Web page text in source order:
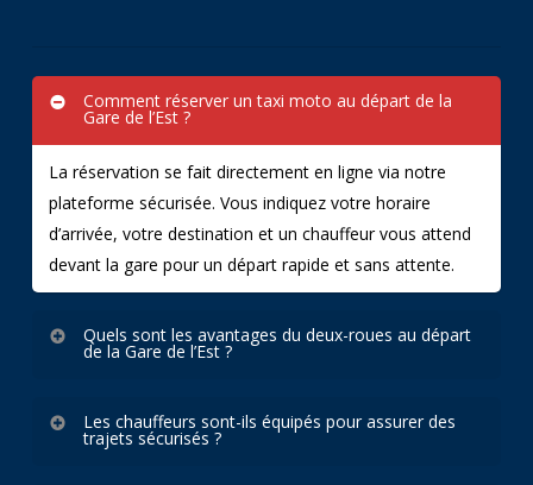
Comment réserver un taxi moto au départ de la
Gare de l’Est ?
La réservation se fait directement en ligne via notre
plateforme sécurisée. Vous indiquez votre horaire
d’arrivée, votre destination et un chauffeur vous attend
devant la gare pour un départ rapide et sans attente.
Quels sont les avantages du deux-roues au départ
de la Gare de l’Est ?
permet d’éviter les embouteillages parisiens,
Les chauffeurs sont-ils équipés pour assurer des
trajets sécurisés ?